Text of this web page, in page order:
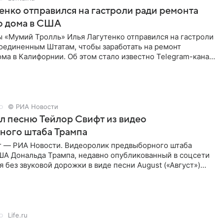
отправился на гастроли ради ремонта
дома в США
«Мумий Тролль» Илья Лагутенко отправился на гастроли
Штатам, чтобы заработать на ремонт
в Калифорнии. Об этом стало известно Telegram-каналу
© РИА Новости
песню Тейлор Свифт из видео
штаба Трампа
РИА Новости. Видеоролик предвыборного штаба
Дональда Трампа, недавно опубликованный в соцсети
без звуковой дорожки в виде песни August («Август»)
Life.ru